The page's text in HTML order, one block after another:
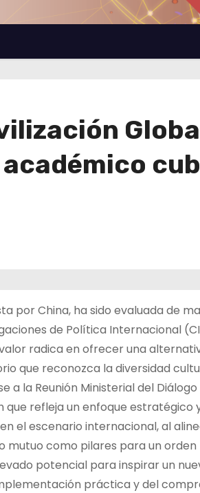
por China, ha sido evaluada de
de Política Internacional
radica en ofrecer una
que reconozca la diversidad
a la Reunión Ministerial del
que refleja un enfoque estratégico
el escenario internacional, al
mutuo como pilares para un orden
potencial para inspirar un
práctica y del